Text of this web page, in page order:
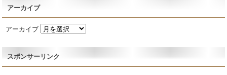
アーカイブ
アーカイブ
スポンサーリンク